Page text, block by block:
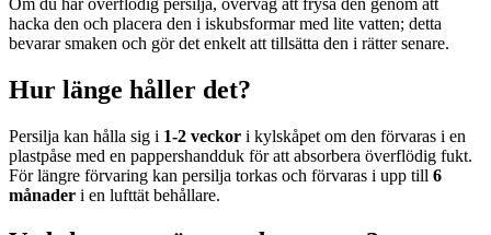
Om du har överflödig persilja, överväg att frysa den genom att
hacka den och placera den i iskubsformar med lite vatten; detta
bevarar smaken och gör det enkelt att tillsätta den i rätter senare.
Hur länge håller det?
Persilja kan hålla sig i 1-2 veckor i kylskåpet om den förvaras i en
plastpåse med en pappershandduk för att absorbera överflödig fukt.
För längre förvaring kan persilja torkas och förvaras i upp till 6
månader i en lufttät behållare.